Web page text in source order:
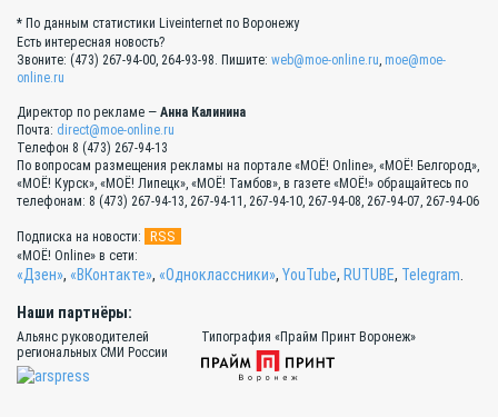
* По данным статистики Liveinternet по Воронежу
Есть интересная новость?
Звоните: (473) 267-94-00, 264-93-98. Пишите: web@moe-online.ru, moe@moe-
online.ru
Директор по рекламе — Анна Калинина
Почта: direct@moe-online.ru
Телефон 8 (473) 267-94-13
По вопросам размещения рекламы на портале «МОЁ! Online», «МОЁ! Белгород»,
«МОЁ! Курск», «МОЁ! Липецк», «МОЁ! Тамбов», в газете «МОЁ!» обращайтесь по
телефонам: 8 (473) 267-94-13, 267-94-11, 267-94-10, 267-94-08, 267-94-07, 267-94-06
Подписка на новости: RSS
«МОЁ! Online» в сети:
«Дзен», «ВКонтакте», «Одноклассники», YouTube, RUTUBE, Telegram
Наши партнёры:
Альянс руководителей
региональных СМИ России
Типография «Прайм Принт Воронеж»